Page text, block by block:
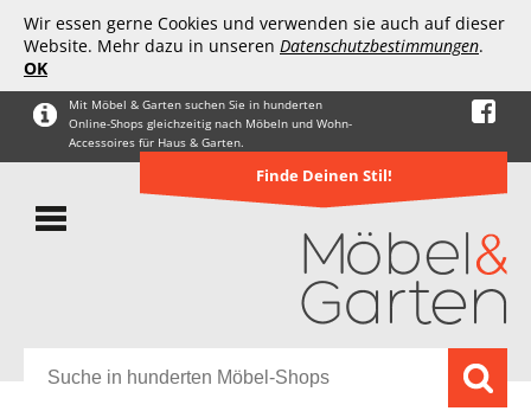
Wir essen gerne Cookies und verwenden sie auch auf dieser
Website. Mehr dazu in unseren Datenschutzbestimmungen.
OK
Mit Möbel & Garten suchen Sie in hunderten
Online-Shops gleichzeitig nach Möbeln und Wohn-
Accessoires für Haus & Garten.
Finde Deinen Stil!